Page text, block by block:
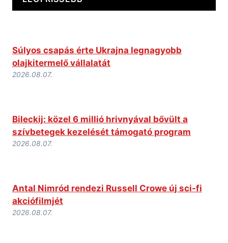
Súlyos csapás érte Ukrajna legnagyobb
olajkitermelő vállalatát
2026.08.07.
Bileckij: közel 6 millió hrivnyával bővült a
szívbetegek kezelését támogató program
2026.08.07.
Antal Nimród rendezi Russell Crowe új sci-fi
akciófilmjét
2026.08.07.